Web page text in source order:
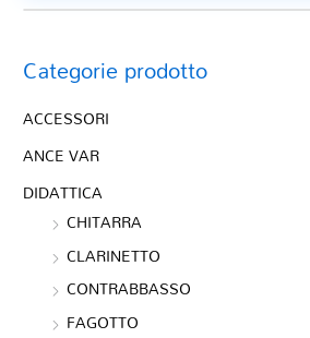
Categorie prodotto
ACCESSORI
ANCE VAR
DIDATTICA
CHITARRA
CLARINETTO
CONTRABBASSO
FAGOTTO